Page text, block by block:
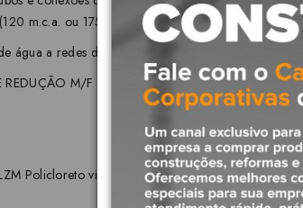
m.c.a. ou 175 psi) Certificação UL
água a redes de combate a incêndio Sistemas de prot
REDUÇÃO M/F
Policloreto vinilaCl